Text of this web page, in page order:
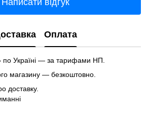
Написати відгук
Оплата
Україні — за тарифами НП.
магазину — безкоштовно.
доставку.